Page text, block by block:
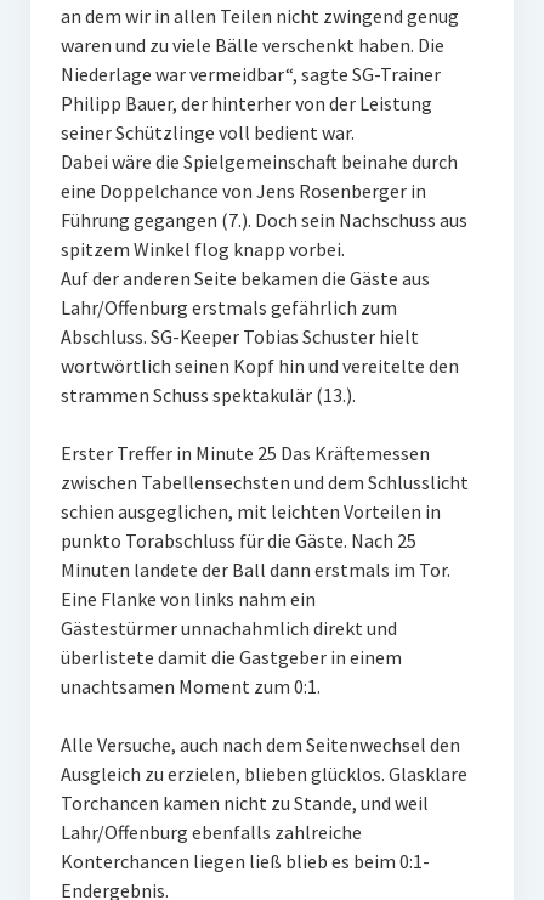
Hockey Shirts
FSJ Stelle
W U16
W U12
M U18
M U12
Internationale Hallenhockeyturnier
Zocker Reloaded
Galerie
Jugend Sponsoring
an dem wir in allen Teilen nicht zwingend genug
waren und zu viele Bälle verschenkt haben. Die
Niederlage war vermeidbar“, sagte SG-Trainer
Philipp Bauer, der hinterher von der Leistung
seiner Schützlinge voll bedient war.
Dabei wäre die Spielgemeinschaft beinahe durch
eine Doppelchance von Jens Rosenberger in
Führung gegangen (7.). Doch sein Nachschuss aus
spitzem Winkel flog knapp vorbei.
Auf der anderen Seite bekamen die Gäste aus
Lahr/Offenburg erstmals gefährlich zum
Abschluss. SG-Keeper Tobias Schuster hielt
wortwörtlich seinen Kopf hin und vereitelte den
strammen Schuss spektakulär (13.).
Erster Treffer in Minute 25 Das Kräftemessen
zwischen Tabellensechsten und dem Schlusslicht
schien ausgeglichen, mit leichten Vorteilen in
punkto Torabschluss für die Gäste. Nach 25
Minuten landete der Ball dann erstmals im Tor.
Eine Flanke von links nahm ein
Gästestürmer unnachahmlich direkt und
überlistete damit die Gastgeber in einem
unachtsamen Moment zum 0:1.
Alle Versuche, auch nach dem Seitenwechsel den
Ausgleich zu erzielen, blieben glücklos. Glasklare
Torchancen kamen nicht zu Stande, und weil
Lahr/Offenburg ebenfalls zahlreiche
Konterchancen liegen ließ blieb es beim 0:1-
Endergebnis.